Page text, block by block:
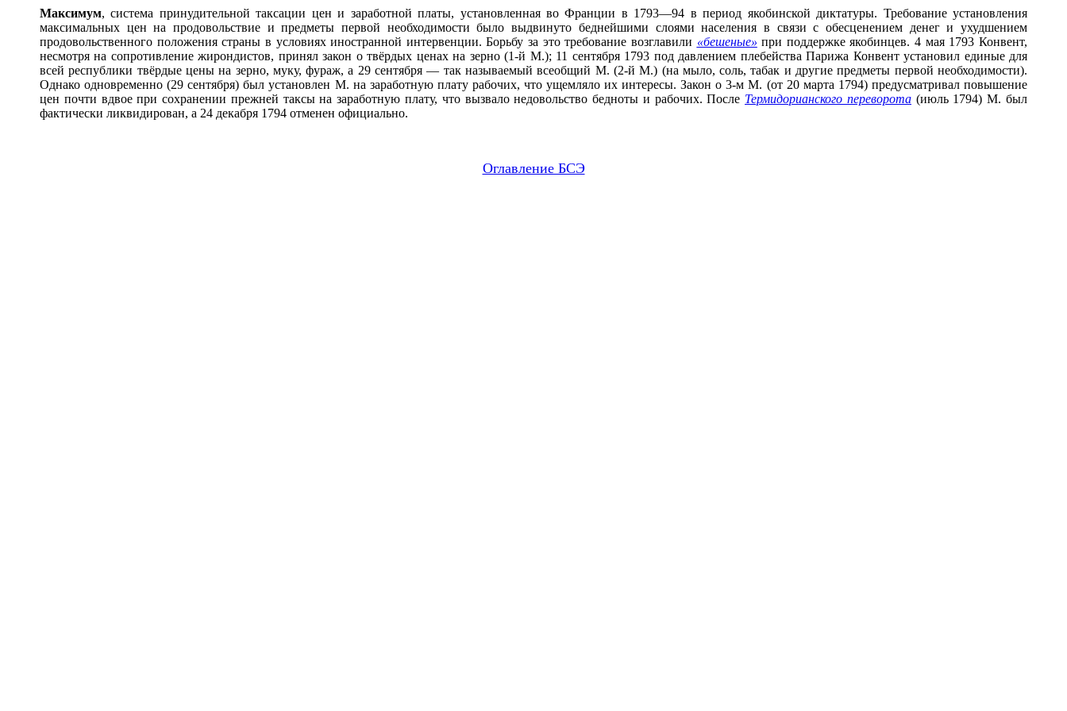
Максимум, система принудительной таксации цен и заработной платы, установленная во Франции в 1793—94 в период якобинской диктатуры. Требование установления
максимальных цен на продовольствие и предметы первой необходимости было выдвинуто беднейшими слоями населения в связи с обесценением денег и ухудшением
продовольственного положения страны в условиях иностранной интервенции. Борьбу за это требование возглавили «бешеные» при поддержке якобинцев. 4 мая 1793 Конвент,
несмотря на сопротивление жирондистов, принял закон о твёрдых ценах на зерно (1-й М.); 11 сентября 1793 под давлением плебейства Парижа Конвент установил единые для
всей республики твёрдые цены на зерно, муку, фураж, а 29 сентября — так называемый всеобщий М. (2-й М.) (на мыло, соль, табак и другие предметы первой необходимости).
Однако одновременно (29 сентября) был установлен М. на заработную плату рабочих, что ущемляло их интересы. Закон о 3-м М. (от 20 марта 1794) предусматривал повышение
цен почти вдвое при сохранении прежней таксы на заработную плату, что вызвало недовольство бедноты и рабочих. После Термидорианского переворота(июль 1794) М. был
фактически ликвидирован, а 24 декабря 1794 отменен официально.
Оглавление БСЭ